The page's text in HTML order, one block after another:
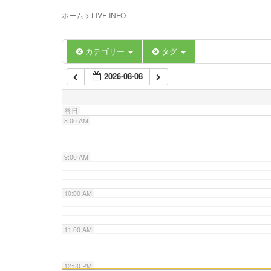
ホーム > LIVE INFO
カテゴリー タグ
2026-08-08
終日
5:00 AM
6:00 AM
7:00 AM
8:00 AM
9:00 AM
10:00 AM
11:00 AM
12:00 PM